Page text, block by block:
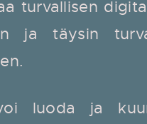
turvallisen
ja täysin
luoda ja